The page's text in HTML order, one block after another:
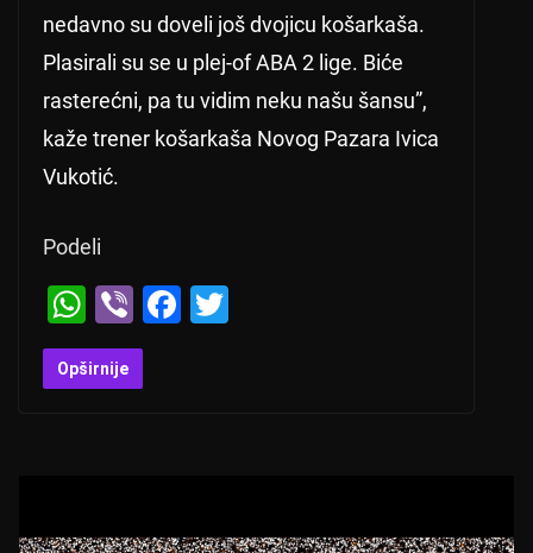
nedavno su doveli još dvojicu košarkaša.
Plasirali su se u plej-of ABA 2 lige. Biće
rasterećni, pa tu vidim neku našu šansu”,
kaže trener košarkaša Novog Pazara Ivica
Vukotić.
Podeli
W
h
at
p
Vi
b
er
F
o
Opširnije